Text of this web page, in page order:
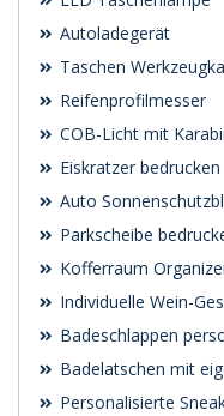
Autoladegerät
Taschen
Reifenprofilmesser
COB-Licht mit
Eiskratzer bedrucken
Auto
Parkscheibe
Kofferraum
Individuelle Wein-
Badeschlappen
Badelatschen mit
Personalisierte